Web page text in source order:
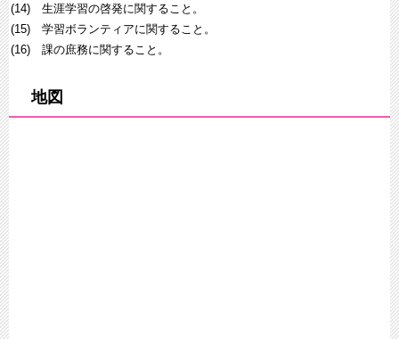
(14) 生涯学習の啓発に関すること。
(15) 学習ボランティアに関すること。
(16) 課の庶務に関すること。
地図